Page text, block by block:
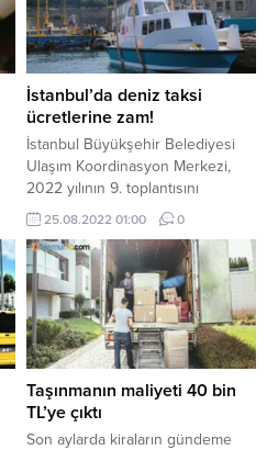
İstanbul’da deniz taksi
ücretlerine zam!
İstanbul Büyükşehir Belediyesi
Ulaşım Koordinasyon Merkezi,
2022 yılının 9. toplantısını
gerçekleştirdi. İBB Genel
Sekreteri Can Akın Çağlar ...
25.08.2022 01:00 0
Taşınmanın maliyeti 40 bin
TL’ye çıktı
Son aylarda kiraların gündeme